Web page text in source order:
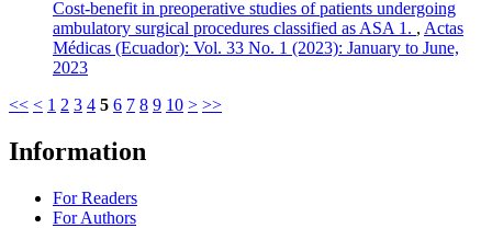
Cost-benefit in preoperative studies of patients undergoing
ambulatory surgical procedures classified as ASA 1. , Actas
Médicas (Ecuador): Vol. 33 No. 1 (2023): January to June,
2023
<< < 1 2 3 4 5 6 7 8 9 10 > >>
Information
For Readers
For Authors